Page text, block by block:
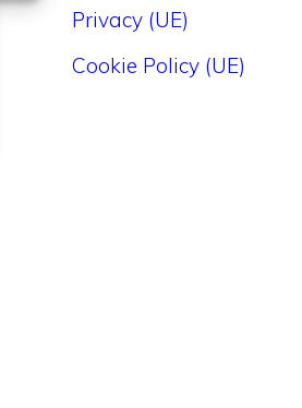
Privacy (UE)
Cookie Policy (UE)